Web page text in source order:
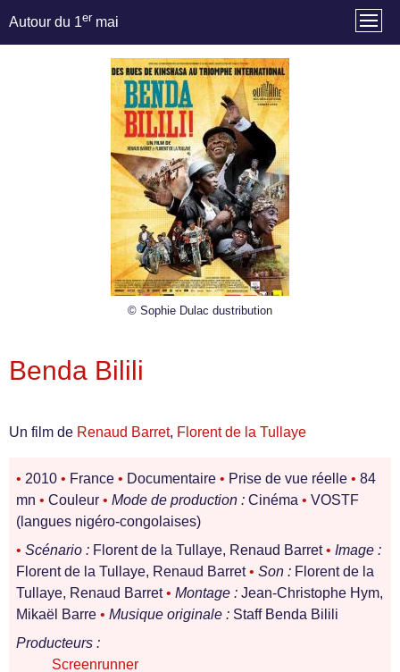
Autour du 1er mai
© Sophie Dulac dustribution
Benda Bilili
Un film de Renaud Barret, Florent de la Tullaye
• 2010 • France • Documentaire • Prise de vue réelle • 84
mn • Couleur • Mode de production : Cinéma • VOSTF
(langues nigéro-congolaises)
• Scénario : Florent de la Tullaye, Renaud Barret• Image :
Florent de la Tullaye, Renaud Barret• Son : Florent de la
Tullaye, Renaud Barret• Montage : Jean-Christophe Hym,
Mikaël Barre • Musique originale : Staff Benda Bilili
Producteurs :
Screenrunner